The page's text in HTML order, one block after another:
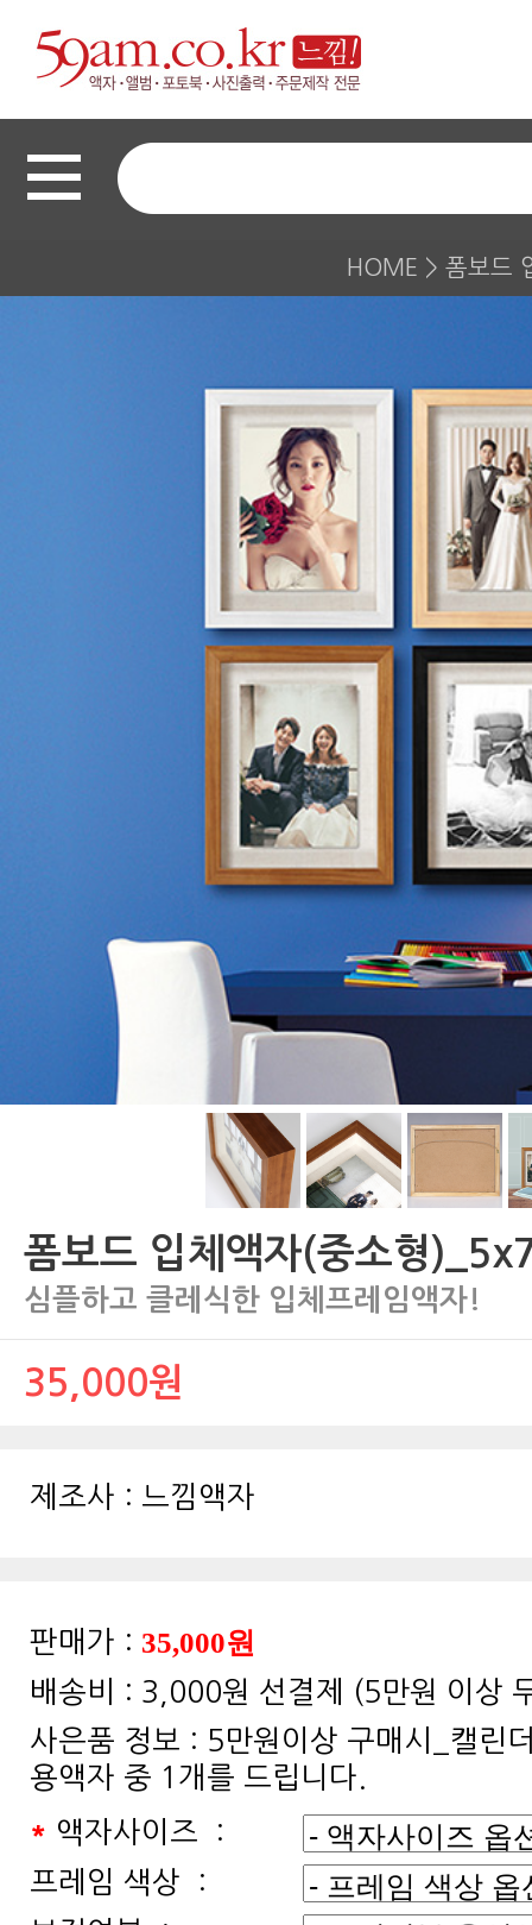
HOME > 폼보드
폼보드 입체액자(중소형
심플하고 클레식한 입체프레임액자!
35,000원
제조사 : 느낌액자
판매가 : 35,000원
배송비 : 3,000원 선결제 (5만원 이상
사은품 정보 :
용액자 중 1개를 드립니다.
* 액자사이즈 :
프레임 색상 :